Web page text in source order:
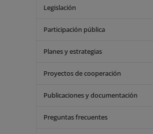
Legislación
Participación pública
Planes y estrategias
Proyectos de cooperación
Publicaciones y documentación
Preguntas frecuentes